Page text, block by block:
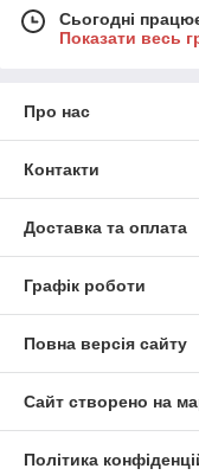
Сьогодні
Показати весь
Про нас
Контакти
Доставка та оплата
Графік роботи
Повна версія сайту
Сайт створено на
Політика